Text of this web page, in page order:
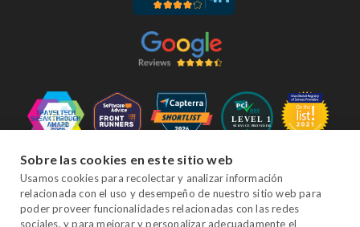
Sobre las cookies en este sitio web
Usamos cookies para recolectar y analizar información
relacionada con el uso y desempeño de nuestro sitio web para
poder proveer funcionalidades relacionadas con las redes
sociales, y para mejorar y personalizar adecuadamente el